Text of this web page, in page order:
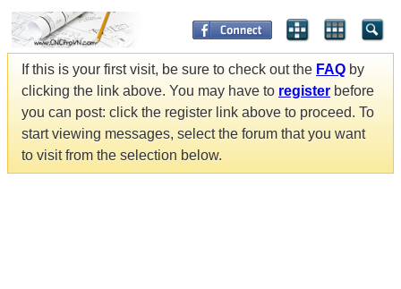
If this is your first visit, be sure to check out the FAQ by
clicking the link above. You may have to register before
you can post: click the register link above to proceed. To
start viewing messages, select the forum that you want
to visit from the selection below.